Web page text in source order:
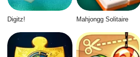
Digitz! Mahjongg Solitaire